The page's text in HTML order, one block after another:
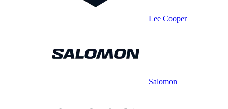
Lee Cooper
Salomon